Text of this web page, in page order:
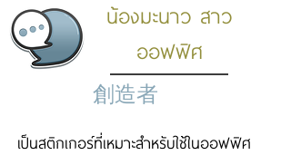
น้องมะนาว สาว
ออฟฟิศ
創造者
เป็นสติกเกอร์ที่เหมาะสำหรับใช้ในออฟฟิศ